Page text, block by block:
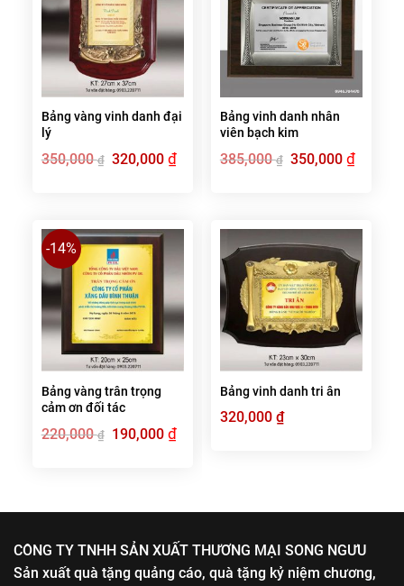
Bảng vàng vinh danh đại
lý
350,000₫ Giá
gốc
320,000 ₫Giá
hiện
Bảng vinh danh nhân
viên bạch kim
385,000₫ Giá
gốc
350,000 ₫Giá
hiện
-14%
Bảng vàng trân trọng
cảm ơn đối tác
220,000₫
Giá
gốc
190,000 ₫Giá
hiện
Bảng vinh danh tri ân
320,000 ₫
CÔNG TY TNHH SẢN XUẤT THƯƠNG MẠI SONG NGƯU
Sản xuất quà tặng quảng cáo, quà tặng kỷ niệm chương,